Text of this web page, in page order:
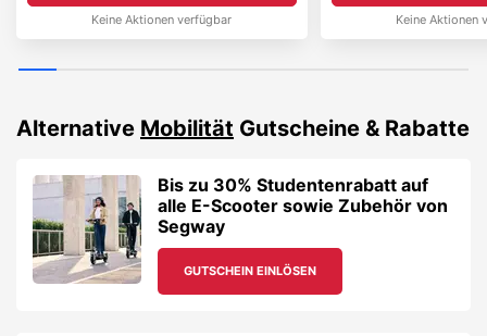
Keine Aktionen verfügbar Keine Aktionen
Alternative Mobilität Gutscheine & Rabatte
Bis zu 30% Studentenrabatt auf
alle E-Scooter sowie Zubehör von
Segway
GUTSCHEIN EINLÖSEN